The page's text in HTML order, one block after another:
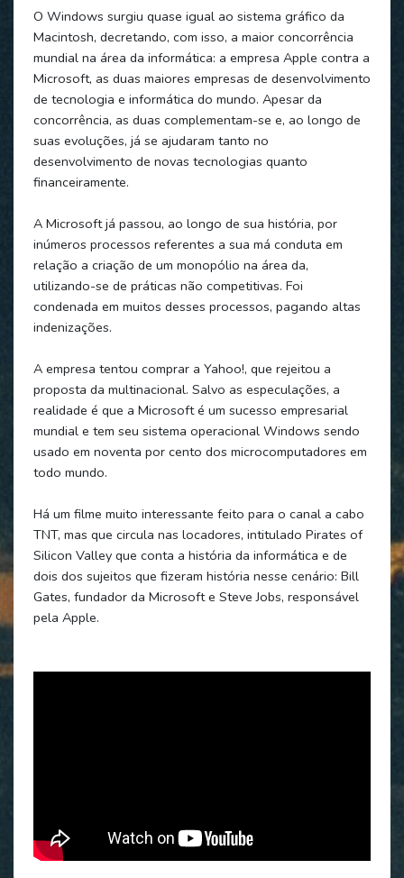
O Windows surgiu quase igual ao sistema gráfico da
Macintosh, decretando, com isso, a maior concorrência
mundial na área da informática: a empresa Apple contra a
Microsoft, as duas maiores empresas de desenvolvimento
de tecnologia e informática do mundo. Apesar da
concorrência, as duas complementam-se e, ao longo de
suas evoluções, já se ajudaram tanto no
desenvolvimento de novas tecnologias quanto
financeiramente.
A Microsoft já passou, ao longo de sua história, por
inúmeros processos referentes a sua má conduta em
relação a criação de um monopólio na área da,
utilizando-se de práticas não competitivas. Foi
condenada em muitos desses processos, pagando altas
indenizações.
A empresa tentou comprar a Yahoo!, que rejeitou a
proposta da multinacional. Salvo as especulações, a
realidade é que a Microsoft é um sucesso empresarial
mundial e tem seu sistema operacional Windows sendo
usado em noventa por cento dos microcomputadores em
todo mundo.
Há um filme muito interessante feito para o canal a cabo
TNT, mas que circula nas locadores, intitulado Pirates of
Silicon Valley que conta a história da informática e de
dois dos sujeitos que fizeram história nesse cenário: Bill
Gates, fundador da Microsoft e Steve Jobs, responsável
pela Apple.